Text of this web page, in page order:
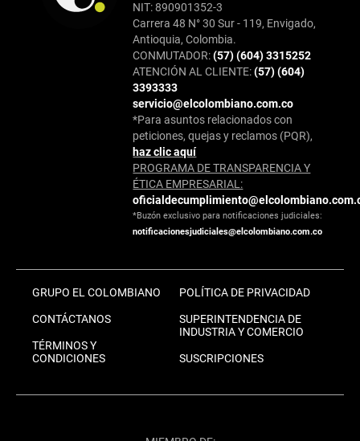
NIT: 890901352-3
Carrera 48 N° 30 Sur - 119, Envigado,
Antioquia, Colombia.
CONMUTADOR:(57) (604) 3315252
ATENCIÓN AL CLIENTE:(57) (604)
3393333
servicio@elcolombiano.com.co
*Para asuntos relacionados con
peticiones, quejas y reclamos (PQR),
haz clic aquí
PROGRAMA DE TRANSPARENCIA Y
ÉTICA EMPRESARIAL:
*Buzón exclusivo para notificaciones judiciales:
notificacionesjudiciales@elcolombiano.com.co
GRUPO EL COLOMBIANO
CONTÁCTANOS
TÉRMINOS Y
CONDICIONES
POLÍTICA DE PRIVACIDAD
SUPERINTENDENCIA DE
INDUSTRIA Y COMERCIO
SUSCRIPCIONES